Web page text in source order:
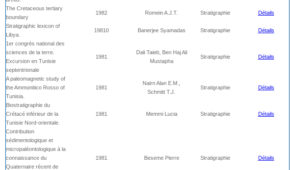
The Cretaceous tertiary
boundary
1982 Romein A.J.T. Stratigraphie Détails
Stratigraphic lexicon of
Libya.
19810 Banerjee Syamadas Stratigraphie Détails
1er congrès national des
sciences de la terre.
Excursion en Tunisie
septentrionale
1981
Dali Taieb, Ben Haj Ali
Mustapha
Stratigraphie Détails
A paleomagnetic study of
the Ammonitico Rosso of
Tunisia.
1981
Nairn Alan E.M.,
Schmitt T.J.
Stratigraphie Détails
Biostratigraphie du
Crétacé inférieur de la
Tunisie Nord-orientale.
1981 Memmi Lucia Stratigraphie Détails
Contribution
sédimentologique et
micropaléontologique à la
connaissance du
Quaternaire récent de
1981 Beseme Pierre Stratigraphie Détails